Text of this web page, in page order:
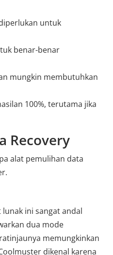
untuk
benar-benar
mungkin membutuhkan
100%, terutama jika
Recovery
alat pemulihan data
ini sangat andal
dua mode
memungkinkan
dikenal karena